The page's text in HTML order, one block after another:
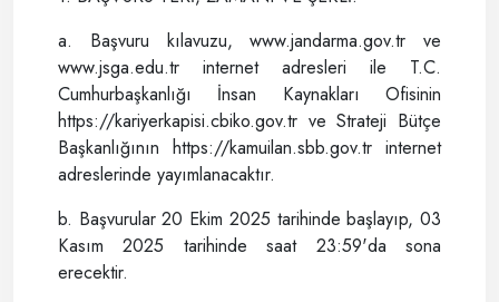
a. Başvuru kılavuzu, www.jandarma.gov.tr ve
www.jsga.edu.tr internet adresleri ile T.C.
Cumhurbaşkanlığı İnsan Kaynakları Ofisinin
https://kariyerkapisi.cbiko.gov.tr ve Strateji Bütçe
Başkanlığının https://kamuilan.sbb.gov.tr internet
adreslerinde yayımlanacaktır.
b. Başvurular 20 Ekim 2025 tarihinde başlayıp, 03
Kasım 2025 tarihinde saat 23:59'da sona
erecektir.